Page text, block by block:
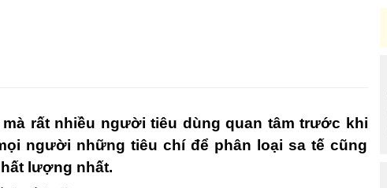
rất nhiều người tiêu dùng quan tâm trước khi
người những tiêu chí để phân loại sa tế cũng
lượng nhất.